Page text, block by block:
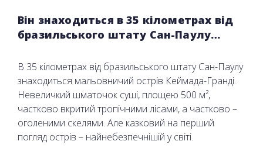
Він знаходиться в 35 кілометрах від
бразильського штату Сан-Паулу…
В 35 кілометрах від бразильського штату Сан-Паулу
знаходиться мальовничий острів Кеймада-Гранді.
Невеличкий шматочок суші, площею 500 м²,
частково вкритий тропічними лісами, а частково –
оголеними скелями. Але казковий на перший
погляд острів – найнебезпечнішій у світі.